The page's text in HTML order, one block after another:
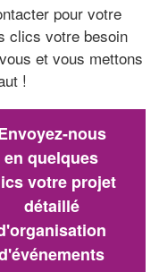
pour votre
clics votre besoin
et vous mettons
!
nous
en quelques
votre projet
détaillé